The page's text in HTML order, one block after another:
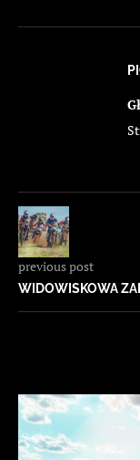
previous post
WIDOWISKOWA